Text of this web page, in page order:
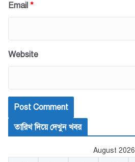
Email *
Website
তারিখ দিয়ে দেখুন খবর
August 2026